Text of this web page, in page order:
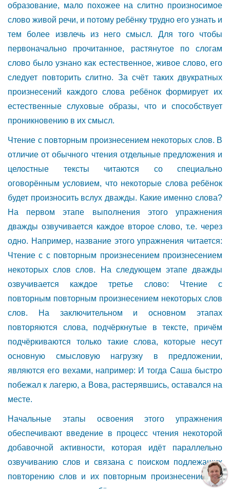
образование, мало похожее на слитно произносимое
слово живой речи, и потому ребёнку трудно его узнать и
тем более извлечь из него смысл. Для того чтобы
первоначально прочитанное, растянутое по слогам
слово было узнано как естественное, живое слово, его
следует повторить слитно. За счёт таких двукратных
произнесений каждого слова ребёнок формирует их
естественные слуховые образы, что и способствует
проникновению в их смысл.
Чтение с повторным произнесением некоторых слов. В
отличие от обычного чтения отдельные предложения и
целостные тексты читаются со специально
оговорённым условием, что некоторые слова ребёнок
будет произносить вслух дважды. Какие именно слова?
На первом этапе выполнения этого упражнения
дважды озвучивается каждое второе слово, т.е. через
одно. Например, название этого упражнения читается:
Чтение с с повторным произнесением произнесением
некоторых слов слов. На следующем этапе дважды
озвучивается каждое третье слово: Чтение с
повторным повторным произнесением некоторых слов
слов. На заключительном и основном этапах
повторяются слова, подчёркнутые в тексте, причём
подчёркиваются только такие слова, которые несут
основную смысловую нагрузку в предложении,
являются его вехами, например: И тогда Саша быстро
побежал к лагерю, а Вова, растерявшись, оставался на
месте.
Начальные этапы освоения этого упражнения
обеспечивают введение в процесс чтения некоторой
добавочной активности, которая идёт параллельно
озвучиванию слов и связана с поиском подлежащих
повторению слов и их повторным произнесением. В